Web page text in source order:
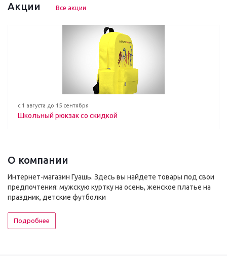
Акции Все акции
с 1 августа до 15 сентября
Школьный рюкзак со скидкой
О компании
Интернет-магазин Гуашь. Здесь вы найдете товары под свои
предпочтения: мужскую куртку на осень, женское платье на
праздник, детские футболки
Подробнее